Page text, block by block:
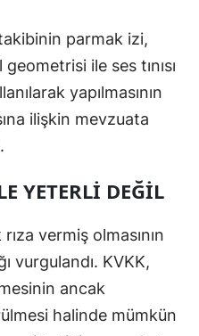
parmak izi,
ile ses tınısı
yapılmasının
ilişkin mevzuata
YETERLİ DEĞİL
vermiş olmasının
vurgulandı. KVKK,
ancak
halinde mümkün